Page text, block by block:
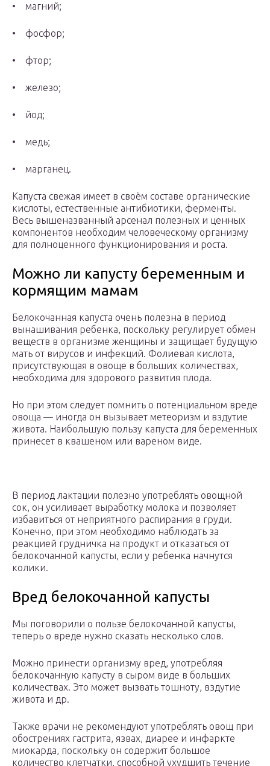
• магний;
• фосфор;
• фтор;
• железо;
• йод;
• медь;
• марганец.
Капуста свежая имеет в своём составе органические
кислоты, естественные антибиотики, ферменты.
Весь вышеназванный арсенал полезных и ценных
компонентов необходим человеческому организму
для полноценного функционирования и роста.
Можно ли капусту беременным и
кормящим мамам
Белокочанная капуста очень полезна в период
вынашивания ребенка, поскольку регулирует обмен
веществ в организме женщины и защищает будущую
мать от вирусов и инфекций. Фолиевая кислота,
присутствующая в овоще в больших количествах,
необходима для здорового развития плода.
Но при этом следует помнить о потенциальном вреде
овоща — иногда он вызывает метеоризм и вздутие
живота. Наибольшую пользу капуста для беременных
принесет в квашеном или вареном виде.
В период лактации полезно употреблять овощной
сок, он усиливает выработку молока и позволяет
избавиться от неприятного распирания в груди.
Конечно, при этом необходимо наблюдать за
реакцией грудничка на продукт и отказаться от
белокочанной капусты, если у ребенка начнутся
колики.
Вред белокочанной капусты
Мы поговорили о пользе белокочанной капусты,
теперь о вреде нужно сказать несколько слов.
Можно принести организму вред, употребляя
белокочанную капусту в сыром виде в больших
количествах. Это может вызвать тошноту, вздутие
живота и др.
Также врачи не рекомендуют употреблять овощ при
обострениях гастрита, язвах, диарее и инфаркте
миокарда, поскольку он содержит большое
количество клетчатки, способной ухудшить течение